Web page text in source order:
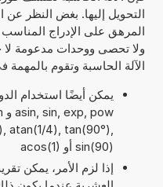
التحويل إليها. بغض النظر عن
المرهق على الإدراج المناسب
ولا تحصى ووحدات مدعومة لا
الآلة الحاسبة وتقوم بالمهمة
atan(1/4), tan(90°),
sin(90) أو acos(1)
إذا لزم الأمر، يمكن